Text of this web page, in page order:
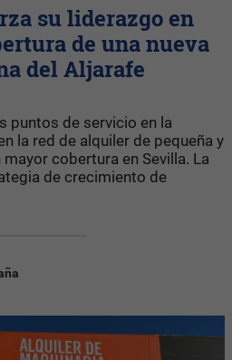
su liderazgo en
de una nueva
del Aljarafe
puntos de servicio en la
la red de alquiler de pequeña y
cobertura en Sevilla. La
de crecimiento de